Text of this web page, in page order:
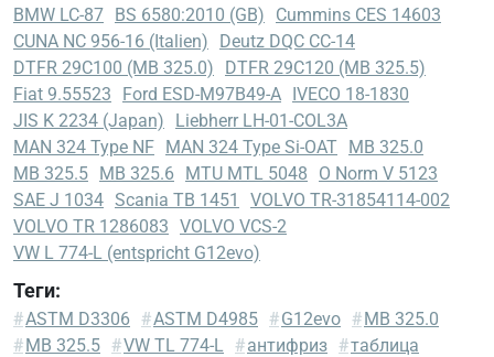
BMW LC-87 BS 6580:2010 (GB)
Cummins CES 14603
CUNA NC 956-16 (Italien)
Deutz DQC CC-14
DTFR 29C100 (MB 325.0)
DTFR 29C120 (MB 325.5)
Fiat 9.55523
Ford ESD-M97B49-A IVECO 18-1830
JIS K 2234 (Japan)
Liebherr LH-01-COL3A
MAN 324 Type NF MAN 324 Type Si-OAT MB 325.0
MB 325.5 MB 325.6 MTU MTL 5048
O Norm V 5123
SAE J 1034 Scania TB 1451
VOLVO TR-31854114-002
VOLVO TR 1286083 VOLVO VCS-2
VW L 774-L (entspricht G12evo)
BMW
LC-
Теги:
#ASTM D3306 #ASTM D4985 #G12evo #MB 325.0
#MB 325.5 #VW TL 774-L #антифриз #таблица